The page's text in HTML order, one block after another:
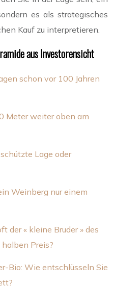
es als strategisches
Kauf zu interpretieren.
aus Investorensicht
schon vor 100 Jahren
Meter weiter oben am
Lage oder
Weinberg nur einem
der « kleine Bruder » des
Preis?
Bio: Wie entschlüsseln Sie